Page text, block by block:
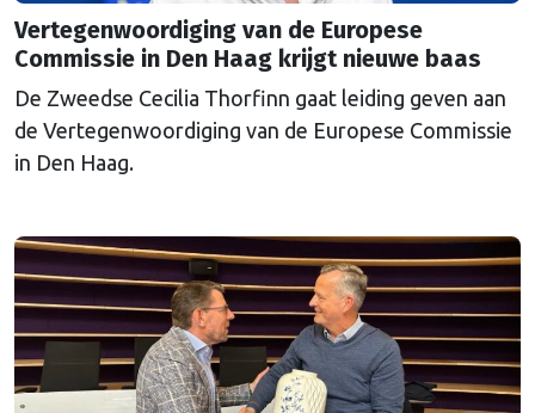
Vertegenwoordiging van de Europese
Commissie in Den Haag krijgt nieuwe baas
De Zweedse Cecilia Thorfinn gaat leiding geven aan
de Vertegenwoordiging van de Europese Commissie
in Den Haag.